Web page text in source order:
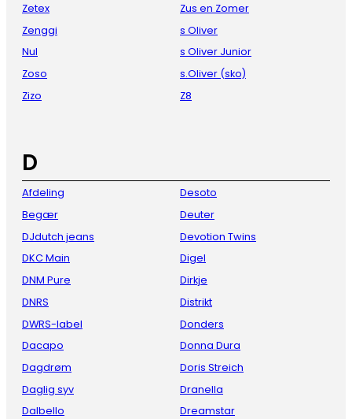
Zetex
Zenggi
Nul
Zoso
Zizo
Zus en Zomer
s Oliver
s Oliver Junior
s.Oliver (sko)
Z8
D
Afdeling
Begær
DJdutch jeans
DKC Main
DNM Pure
DNRS
DWRS-label
Dacapo
Dagdrøm
Daglig syv
Dalbello
Desoto
Deuter
Devotion Twins
Digel
Dirkje
Distrikt
Donders
Donna Dura
Doris Streich
Dranella
Dreamstar